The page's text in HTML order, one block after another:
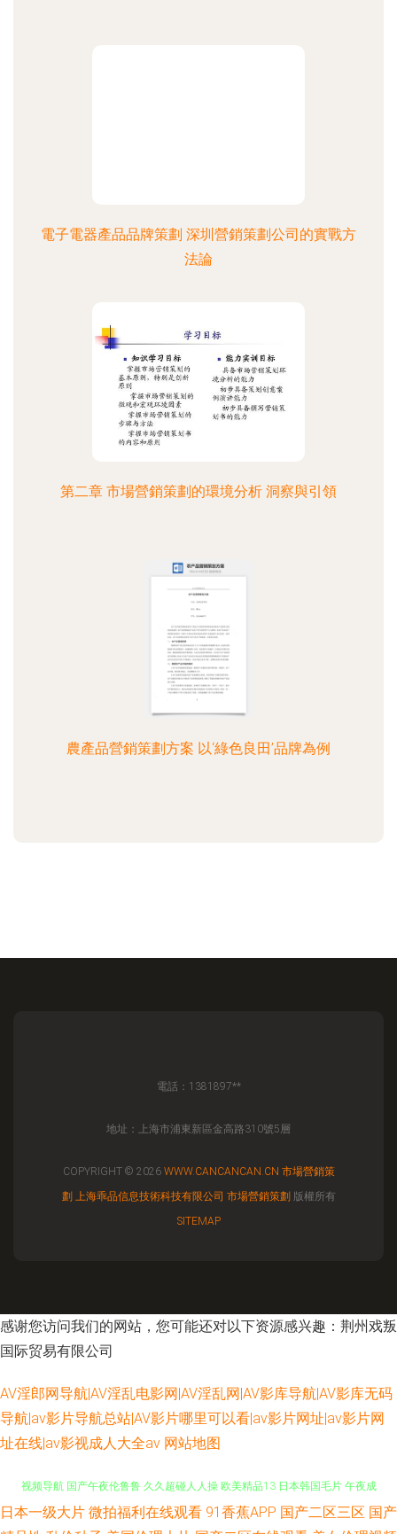
電子電器產品品牌策劃 深圳營銷策劃公司的實戰方
法論
第二章 市場營銷策劃的環境分析 洞察與引領
農產品營銷策劃方案 以‘綠色良田’品牌為例
電話：1381897**
地址：上海市浦東新區金高路310號5層
COPYRIGHT © 2026 WWW.CANCANCAN.CN 市場營銷策
劃 上海乖品信息技術科技有限公司 市場營銷策劃 版權所有
SITEMAP
感谢您访问我们的网站，您可能还对以下资源感兴趣：荆州戏叛
国际贸易有限公司
AV淫郎网导航|AV淫乱电影网|AV淫乱网|AV影库导航|AV影库无码
导航|av影片导航总站|AV影片哪里可以看|av影片网址|av影片网
址在线|av影视成人大全av 网站地图
玖草在线 91女同 欧美日AV 伊人玖玖视 91网址黄w www男人天堂 第一福利
日本一级大片 微拍福利在线观看 91香蕉APP 国产二区三区 国产